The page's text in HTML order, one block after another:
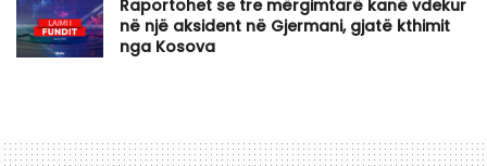
Raportohet se tre mërgimtarë kanë vdekur
në një aksident në Gjermani, gjatë kthimit
nga Kosova